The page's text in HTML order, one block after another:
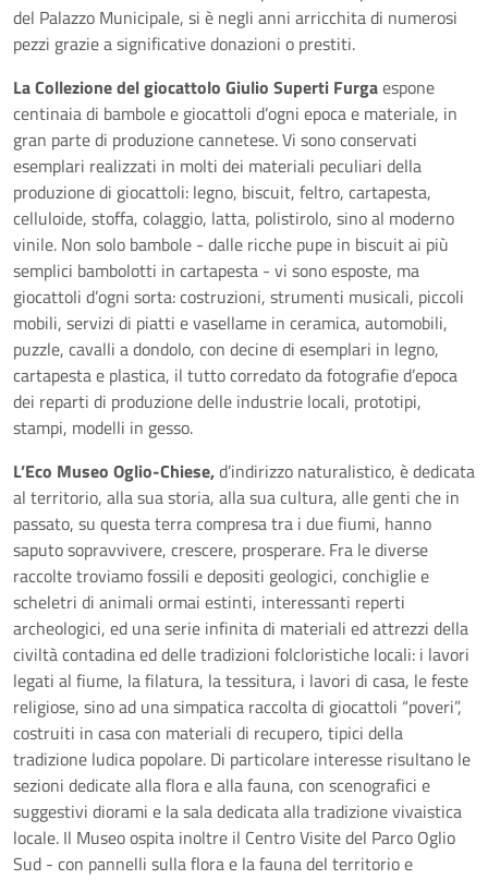
del Palazzo Municipale, si è negli anni arricchita di numerosi
pezzi grazie a significative donazioni o prestiti.
La Collezione del giocattolo Giulio Superti Furgaespone
centinaia di bambole e giocattoli d’ogni epoca e materiale, in
gran parte di produzione cannetese. Vi sono conservati
esemplari realizzati in molti dei materiali peculiari della
produzione di giocattoli: legno, biscuit, feltro, cartapesta,
celluloide, stoffa, colaggio, latta, polistirolo, sino al moderno
vinile. Non solo bambole - dalle ricche pupe in biscuit ai più
semplici bambolotti in cartapesta - vi sono esposte, ma
giocattoli d’ogni sorta: costruzioni, strumenti musicali, piccoli
mobili, servizi di piatti e vasellame in ceramica, automobili,
puzzle, cavalli a dondolo, con decine di esemplari in legno,
cartapesta e plastica, il tutto corredato da fotografie d’epoca
dei reparti di produzione delle industrie locali, prototipi,
stampi, modelli in gesso.
L’Eco Museo Oglio-Chiese,d’indirizzo naturalistico, è dedicata
al territorio, alla sua storia, alla sua cultura, alle genti che in
passato, su questa terra compresa tra i due fiumi, hanno
saputo sopravvivere, crescere, prosperare. Fra le diverse
raccolte troviamo fossili e depositi geologici, conchiglie e
scheletri di animali ormai estinti, interessanti reperti
archeologici, ed una serie infinita di materiali ed attrezzi della
civiltà contadina ed delle tradizioni folcloristiche locali: i lavori
legati al fiume, la filatura, la tessitura, i lavori di casa, le feste
religiose, sino ad una simpatica raccolta di giocattoli “poveri”,
costruiti in casa con materiali di recupero, tipici della
tradizione ludica popolare. Di particolare interesse risultano le
sezioni dedicate alla flora e alla fauna, con scenografici e
suggestivi diorami e la sala dedicata alla tradizione vivaistica
locale. Il Museo ospita inoltre il Centro Visite del Parco Oglio
Sud - con pannelli sulla flora e la fauna del territorio e